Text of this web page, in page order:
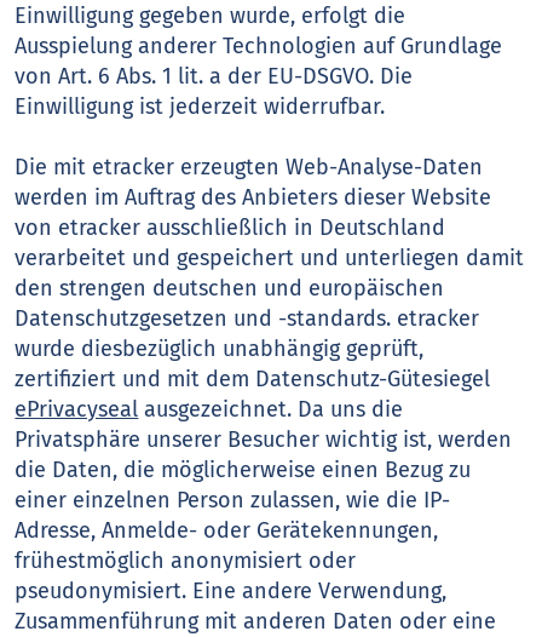
Einwilligung gegeben wurde, erfolgt die
Ausspielung anderer Technologien auf Grundlage
von Art. 6 Abs. 1 lit. a der EU-DSGVO. Die
Einwilligung ist jederzeit widerrufbar.
Die mit etracker erzeugten Web-Analyse-Daten
werden im Auftrag des Anbieters dieser Website
von etracker ausschließlich in Deutschland
verarbeitet und gespeichert und unterliegen damit
den strengen deutschen und europäischen
Datenschutzgesetzen und -standards. etracker
wurde diesbezüglich unabhängig geprüft,
zertifiziert und mit dem Datenschutz-Gütesiegel
ePrivacyseal ausgezeichnet. Da uns die
Privatsphäre unserer Besucher wichtig ist, werden
die Daten, die möglicherweise einen Bezug zu
einer einzelnen Person zulassen, wie die IP-
Adresse, Anmelde- oder Gerätekennungen,
frühestmöglich anonymisiert oder
pseudonymisiert. Eine andere Verwendung,
Zusammenführung mit anderen Daten oder eine